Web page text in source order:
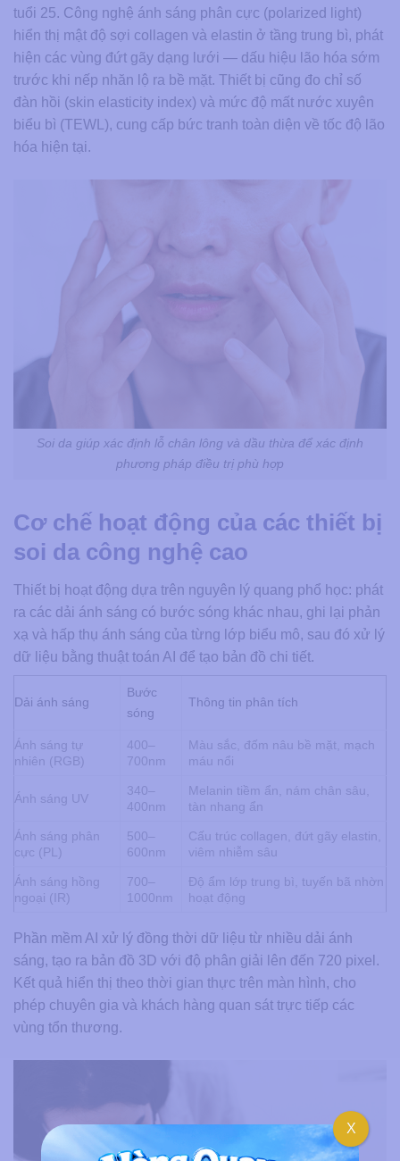
tuổi 25. Công nghệ ánh sáng phân cực (polarized light)
hiển thị mật độ sợi collagen và elastin ở tầng trung bì, phát
hiện các vùng đứt gãy dạng lưới — dấu hiệu lão hóa sớm
trước khi nếp nhăn lộ ra bề mặt. Thiết bị cũng đo chỉ số
đàn hồi (skin elasticity index) và mức độ mất nước xuyên
biểu bì (TEWL), cung cấp bức tranh toàn diện về tốc độ lão
hóa hiện tại.
Soi da giúp xác định lỗ chân lông và dầu thừa để xác định
phương pháp điều trị phù hợp
Cơ chế hoạt động của các thiết bị
soi da công nghệ cao
Thiết bị hoạt động dựa trên nguyên lý quang phổ học: phát
ra các dải ánh sáng có bước sóng khác nhau, ghi lại phản
xạ và hấp thụ ánh sáng của từng lớp biểu mô, sau đó xử lý
dữ liệu bằng thuật toán AI để tạo bản đồ chi tiết.
Dải ánh sáng
Bước
sóng
Thông tin phân tích
Ánh sáng tự
nhiên (RGB)
400–
700nm
Màu sắc, đốm nâu bề mặt, mạch
máu nổi
Ánh sáng UV
340–
400nm
Melanin tiềm ẩn, nám chân sâu,
tàn nhang ẩn
Ánh sáng phân
cực (PL)
500–
600nm
Cấu trúc collagen, đứt gãy elastin,
viêm nhiễm sâu
Ánh sáng hồng
ngoại (IR)
700–
1000nm
Độ ẩm lớp trung bì, tuyến bã nhờn
hoạt động
Phần mềm AI xử lý đồng thời dữ liệu từ nhiều dải ánh
sáng, tạo ra bản đồ 3D với độ phân giải lên đến 720 pixel.
Kết quả hiển thị theo thời gian thực trên màn hình, cho
phép chuyên gia và khách hàng quan sát trực tiếp các
vùng tổn thương.
X